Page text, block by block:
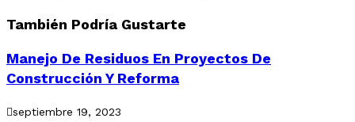
También Podría Gustarte
Manejo De Residuos En Proyectos De
Construcción Y Reforma
septiembre 19, 2023